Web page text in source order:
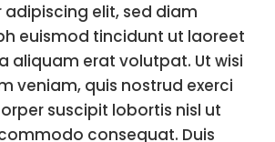
elit, sed diam
euismod tincidunt ut laoreet
aliquam erat volutpat. Ut wisi
veniam, quis nostrud exerci
suscipit lobortis nisl ut
consequat. Duis